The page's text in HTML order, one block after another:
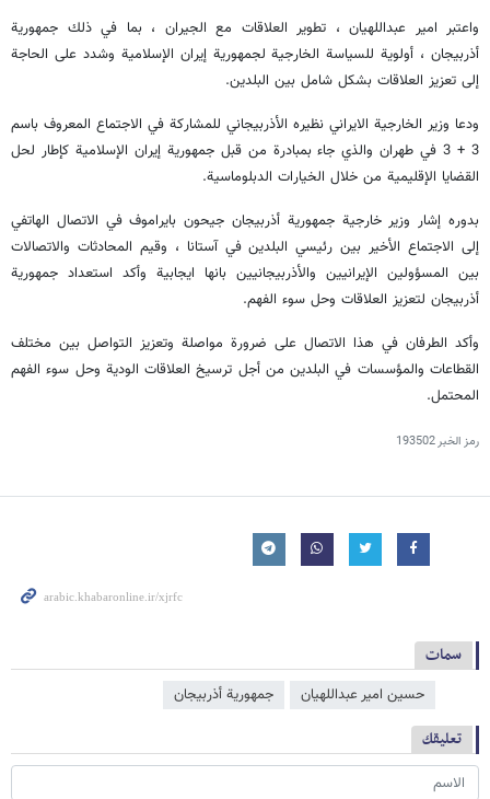
واعتبر امير عبداللهيان ، تطوير العلاقات مع الجيران ، بما في ذلك جمهورية
أذربيجان ، أولوية للسياسة الخارجية لجمهورية إيران الإسلامية وشدد على الحاجة
إلى تعزيز العلاقات بشكل شامل بين البلدين.
ودعا وزير الخارجية الايراني نظيره الأذربيجاني للمشاركة في الاجتماع المعروف باسم
3 + 3 في طهران والذي جاء بمبادرة من قبل جمهورية إيران الإسلامية كإطار لحل
القضايا الإقليمية من خلال الخيارات الدبلوماسية.
بدوره إشار وزير خارجية جمهورية أذربيجان جيحون بايراموف في الاتصال الهاتفي
إلى الاجتماع الأخير بين رئيسي البلدين في آستانا ، وقيم المحادثات والاتصالات
بين المسؤولين الإيرانيين والأذربيجانيين بانها ايجابية وأكد استعداد جمهورية
أذربيجان لتعزيز العلاقات وحل سوء الفهم.
وأكد الطرفان في هذا الاتصال على ضرورة مواصلة وتعزيز التواصل بين مختلف
القطاعات والمؤسسات في البلدين من أجل ترسيخ العلاقات الودية وحل سوء الفهم
المحتمل.
رمز الخبر193502
سمات
حسين امير عبداللهيان جمهورية أذربيجان
تعليقك